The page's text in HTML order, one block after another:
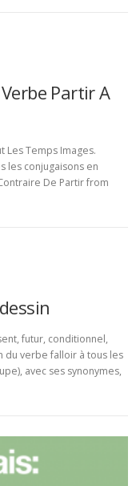
Partir A
Les Temps Images.
les conjugaisons en
De Partir from
futur, conditionnel,
du verbe falloir à tous les
avec ses synonymes,